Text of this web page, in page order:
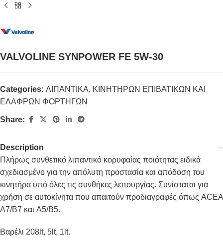
VALVOLINE SYNPOWER FE 5W-30
Categories: ΛΙΠΑΝΤΙΚΑ, ΚΙΝΗΤΗΡΩΝ ΕΠΙΒΑΤΙΚΩΝ ΚΑΙ
ΕΛΑΦΡΩΝ ΦΟΡΤΗΓΩΝ
Share:
Description
Πλήρως συνθετικό λιπαντικό κορυφαίας ποιότητας ειδικά
σχεδιασμένο για την απόλυτη προστασία και απόδοση του
κινητήρα υπό όλες τις συνθήκες λειτουργίας. Συνίσταται για
χρήση σε αυτοκίνητα που απαιτούν προδιαγραφές όπως ACEA
A7/B7 και A5/B5.
Βαρέλι 208lt, 5lt, 1lt.